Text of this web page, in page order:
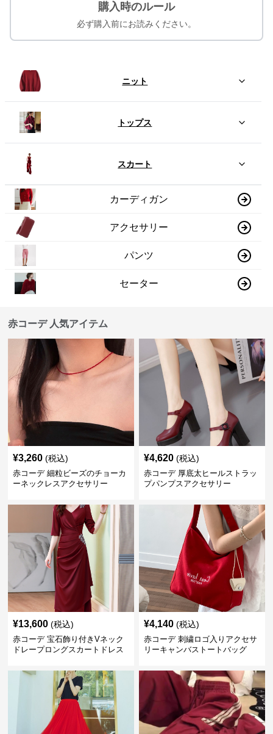
購入時のルール
必ず購入前にお読みください。
ニット
トップス
スカート
カーディガン
アクセサリー
パンツ
セーター
赤コーデ 人気アイテム
¥3,260 (税込)
赤コーデ 細粒ビーズのチョーカ
ーネックレスアクセサリー
¥4,620 (税込)
赤コーデ 厚底太ヒールストラッ
プパンプスアクセサリー
¥13,600 (税込)
赤コーデ 宝石飾り付きVネック
ドレープロングスカートドレス
¥4,140 (税込)
赤コーデ 刺繍ロゴ入りアクセサ
リーキャンバストートバッグ